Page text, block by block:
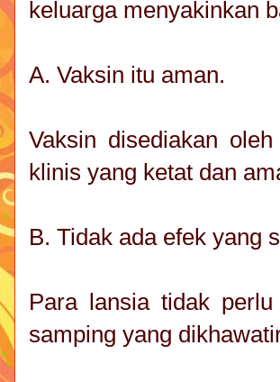
keluarga menyakinkan
A. Vaksin itu aman.
Vaksin disediakan
klinis yang ketat dan
B. Tidak ada efek yang
Para lansia tidak
samping yang